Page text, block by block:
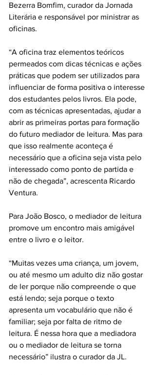
Bezerra Bomfim, curador da Jornada
Literária e responsável por ministrar as
oficinas.
“A oficina traz elementos teóricos
permeados com dicas técnicas e ações
práticas que podem ser utilizados para
influenciar de forma positiva o interesse
dos estudantes pelos livros. Ela pode,
com as técnicas apresentadas, ajudar a
abrir as primeiras portas para formação
do futuro mediador de leitura. Mas para
que isso realmente aconteça é
necessário que a oficina seja vista pelo
interessado como ponto de partida e
não de chegada”, acrescenta Ricardo
Ventura.
Para João Bosco, o mediador de leitura
promove um encontro mais amigável
entre o livro e o leitor.
“Muitas vezes uma criança, um jovem,
ou até mesmo um adulto diz não gostar
de ler porque não compreende o que
está lendo; seja porque o texto
apresenta um vocabulário que não é
familiar; seja por falta de ritmo de
leitura. É nessa hora que a mediadora
ou o mediador de leitura se torna
necessário” ilustra o curador da JL.